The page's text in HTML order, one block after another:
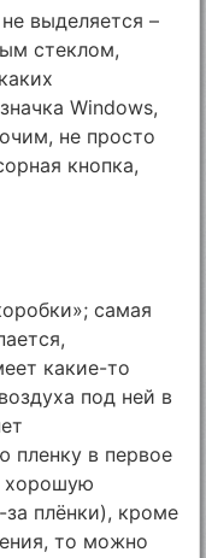
выделяется –
стеклом,
Windows,
не просто
кнопка,
самая
какие-то
под ней в
пленку в первое
хорошую
плёнки), кроме
то можно